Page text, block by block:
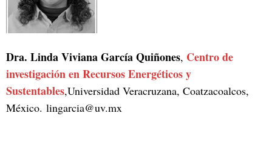
Dra. Linda Viviana García Quiñones, Centro de
investigación en Recursos Energéticos y
Sustentables,Universidad Veracruzana, Coatzacoalcos,
México. lingarcia@uv.mx